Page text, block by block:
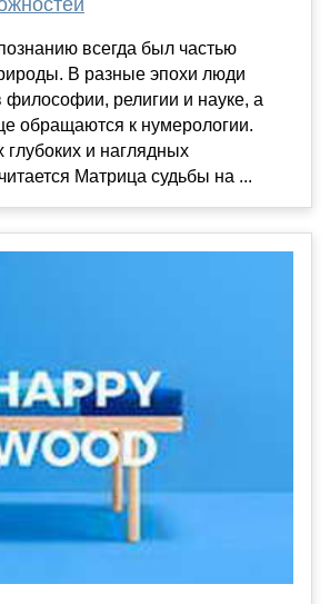
всегда был частью
В разные эпохи люди
философии, религии и науке, а
обращаются к нумерологии.
и наглядных
Матрица судьбы на ...